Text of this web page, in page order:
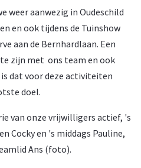
weer aanwezig in Oudeschild
en ook tijdens de Tuinshow
aan de Bernhardlaan. Een
zijn met ons team en ook
dat voor deze activiteiten
doel.
van onze vrijwilligers actief, 's
Cocky en 's middags Pauline,
Ans (foto).